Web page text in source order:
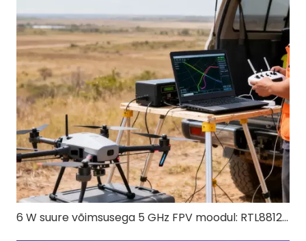
6 W suure võimsusega 5 GHz FPV moodul: RTL8812EU-CG pikamaa drooni FPV jaoks